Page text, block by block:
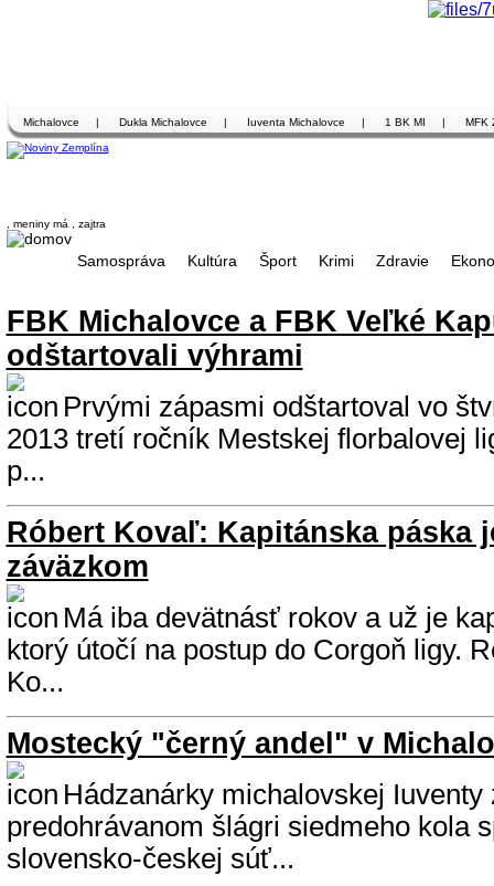
Michalovce | Dukla Michalovce | Iuventa Michalovce | 1 BK MI | MFK
, meniny má , zajtra
Samospráva Kultúra Šport Krimi Zdravie
FBK Michalovce a FBK Veľké
odštartovali výhrami
Prvými zápasmi odštartoval vo
2013 tretí ročník Mestskej florbalovej
p...
Róbert Kovaľ: Kapitánska páska
záväzkom
Má iba devätnásť rokov a už je
ktorý útočí na postup do Corgoň ligy.
Ko...
Mostecký "černý andel" v
Hádzanárky michalovskej
predohrávanom šlágri siedmeho kola
slovensko-českej súť...